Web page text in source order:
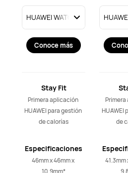
Conoce más
Stay Fit
Primera aplicación
HUAWEI para gestión
de calorías
Especificaciones
46mm x 46mm x
10.9mm*
HUAWEI
de
41.3mm